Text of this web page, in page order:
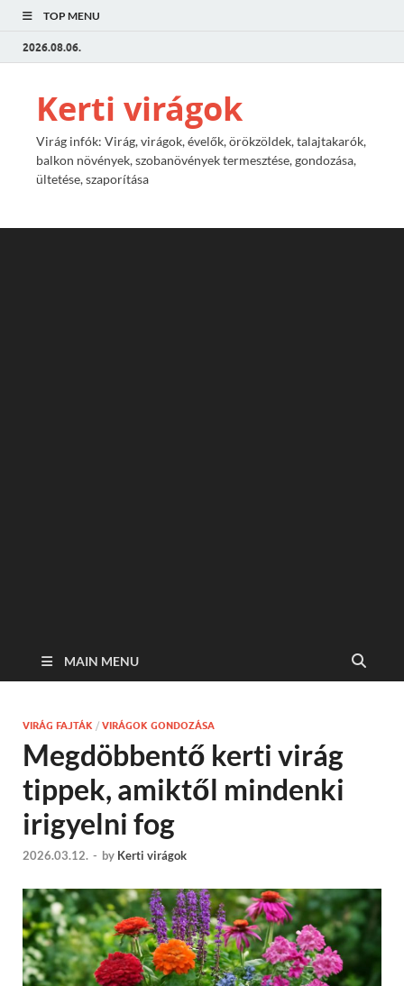
TOP MENU
2026.08.06.
Kerti virágok
Virág infók: Virág, virágok, évelők, örökzöldek, talajtakarók,
balkon növények, szobanövények termesztése, gondozása,
ültetése, szaporítása
MAIN MENU
VIRÁG FAJTÁK / VIRÁGOK GONDOZÁSA
Megdöbbentő kerti virág
tippek, amiktől mindenki
irigyelni fog
2026.03.12. - by Kerti virágok